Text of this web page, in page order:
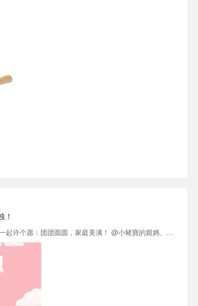
拥有百万用户大家庭的省钱君，16岁生日快乐！ 我们一起许个愿：团团圆圆，家庭美满！ @小豬寶的親媽、@Baoapple、@大头0728 一起点亮周年庆蜡烛，愿万事胜意，所爱之人都在身边！